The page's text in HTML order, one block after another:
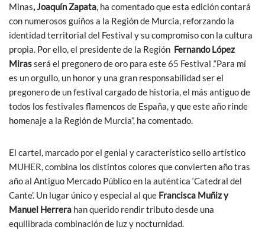
Minas, Joaquín Zapata, ha comentado que esta edición contará
con numerosos guiños a la Región de Murcia, reforzando la
identidad territorial del Festival y su compromiso con la cultura
propia. Por ello, el presidente de la Región Fernando López
Mirasserá el pregonero de oro para este 65 Festival .“Para mí
es un orgullo, un honor y una gran responsabilidad ser el
pregonero de un festival cargado de historia, el más antiguo de
todos los festivales flamencos de España, y que este año rinde
homenaje a la Región de Murcia”, ha comentado.
El cartel, marcado por el genial y característico sello artístico
MUHER, combina los distintos colores que convierten año tras
año al Antiguo Mercado Público en la auténtica ‘Catedral del
Cante’. Un lugar único y especial al que Francisca Muñiz y
Manuel Herrera han querido rendir tributo desde una
equilibrada combinación de luz y nocturnidad.